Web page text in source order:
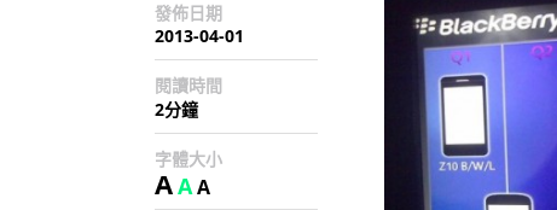
發佈日期
2013-04-01
閱讀時間
2分鐘
字體大小
AAA